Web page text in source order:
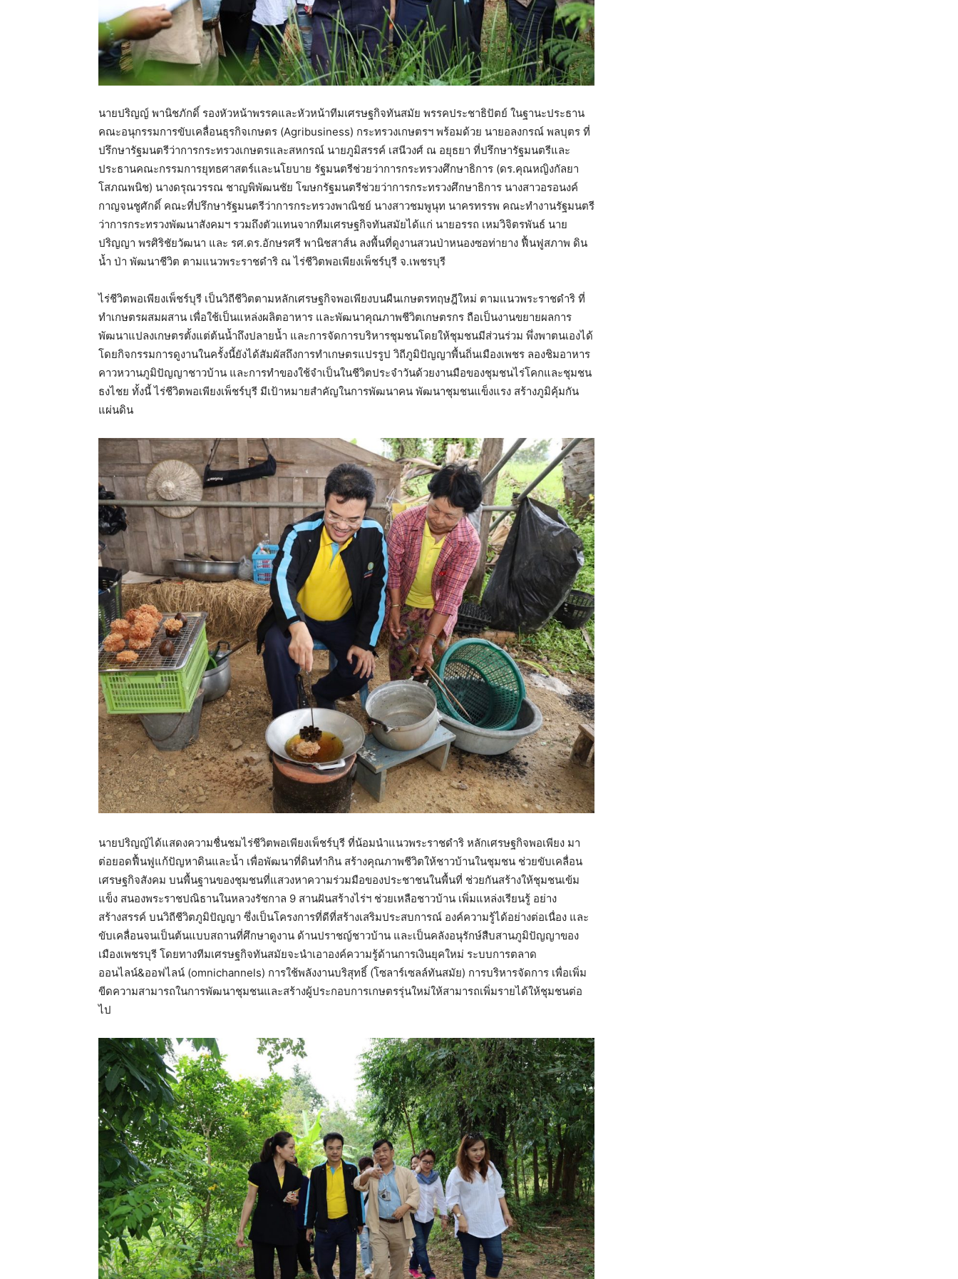
นายปริญญ์ พานิชภักดิ์ รองหัวหน้าพรรคและหัวหน้าทีมเศรษฐกิจทันสมัย พรรคประชาธิปัตย์ ในฐานะประธาน
คณะอนุกรรมการขับเคลื่อนธุรกิจเกษตร (Agribusiness) กระทรวงเกษตรฯ พร้อมด้วย นายอลงกรณ์ พลบุตร ที่
ปรึกษารัฐมนตรีว่าการกระทรวงเกษตรและสหกรณ์ นายภูมิสรรค์ เสนีวงศ์ ณ อยุธยา ที่ปรึกษารัฐมนตรีและ
ประธานคณะกรรมการยุทธศาสตร์เเละนโยบาย รัฐมนตรีช่วยว่าการกระทรวงศึกษาธิการ (ดร.คุณหญิงกัลยา
โสภณพนิช) นางดรุณวรรณ ชาญพิพัฒนชัย โฆษกรัฐมนตรีช่วยว่าการกระทรวงศึกษาธิการ นางสาวอรอนงค์
กาญจนชูศักดิ์ คณะที่ปรึกษารัฐมนตรีว่าการกระทรวงพาณิชย์ นางสาวชมพูนุท นาครทรรพ คณะทำงานรัฐมนตรี
ว่าการกระทรวงพัฒนาสังคมฯ รวมถึงตัวแทนจากทีมเศรษฐกิจทันสมัยได้แก่ นายอรรถ เหมวิจิตรพันธ์ นาย
ปริญญา พรศิริชัยวัฒนา และ รศ.ดร.อักษรศรี พานิชสาส์น ลงพื้นที่ดูงานสวนป่าหนองซอท่ายาง ฟื้นฟูสภาพ ดิน
น้ำ ป่า พัฒนาชีวิต ตามแนวพระราชดำริ ณ ไร่ชีวิตพอเพียงเพ็ชร์บุรี จ.เพชรบุรี
ไร่ชีวิตพอเพียงเพ็ชร์บุรี เป็นวิถีชีวิตตามหลักเศรษฐกิจพอเพียงบนผืนเกษตรทฤษฎีใหม่ ตามแนวพระราชดำริ ที่
ทำเกษตรผสมผสาน เพื่อใช้เป็นแหล่งผลิตอาหาร และพัฒนาคุณภาพชีวิตเกษตรกร ถือเป็นงานขยายผลการ
พัฒนาแปลงเกษตรตั้งแต่ต้นน้ำถึงปลายน้ำ และการจัดการบริหารชุมชนโดยให้ชุมชนมีส่วนร่วม พึ่งพาตนเองได้
โดยกิจกรรมการดูงานในครั้งนี้ยังได้สัมผัสถึงการทำเกษตรแปรรูป วิถีภูมิปัญญาพื้นถิ่นเมืองเพชร ลองชิมอาหาร
คาวหวานภูมิปัญญาชาวบ้าน และการทำของใช้จำเป็นในชีวิตประจำวันด้วยงานมือของชุมชนไร่โคกและชุมชน
ธงไชย ทั้งนี้ ไร่ชีวิตพอเพียงเพ็ชร์บุรี มีเป้าหมายสำคัญในการพัฒนาคน พัฒนาชุมชนแข็งแรง สร้างภูมิคุ้มกัน
แผ่นดิน
นายปริญญ์ได้แสดงความชื่นชมไร่ชีวิตพอเพียงเพ็ชร์บุรี ที่น้อมนำแนวพระราชดำริ หลักเศรษฐกิจพอเพียง มา
ต่อยอดฟื้นฟูแก้ปัญหาดินและน้ำ เพื่อพัฒนาที่ดินทำกิน สร้างคุณภาพชีวิตให้ชาวบ้านในชุมชน ช่วยขับเคลื่อน
เศรษฐกิจสังคม บนพื้นฐานของชุมชนที่แสวงหาความร่วมมือของประชาชนในพื้นที่ ช่วยกันสร้างให้ชุมชนเข้ม
แข็ง สนองพระราชปณิธานในหลวงรัชกาล 9 สานฝันสร้างไร่ฯ ช่วยเหลือชาวบ้าน เพิ่มแหล่งเรียนรู้ อย่าง
สร้างสรรค์ บนวิถีชีวิตภูมิปัญญา ซึ่งเป็นโครงการที่ดีที่สร้างเสริมประสบการณ์ องค์ความรู้ได้อย่างต่อเนื่อง และ
ขับเคลื่อนจนเป็นต้นแบบสถานที่ศึกษาดูงาน ด้านปราชญ์ชาวบ้าน และเป็นคลังอนุรักษ์สืบสานภูมิปัญญาของ
เมืองเพชรบุรี โดยทางทีมเศรษฐกิจทันสมัยจะนําเอาองค์ความรู้ด้านการเงินยุคใหม่ ระบบการตลาด
ออนไลน์&ออฟไลน์ (omnichannels) การใช้พลังงานบริสุทธิ์ (โซลาร์เซลล์ทันสมัย) การบริหารจัดการ เพื่อเพิ่ม
ขีดความสามารถในการพัฒนาชุมชนและสร้างผู้ประกอบการเกษตรรุ่นใหม่ให้สามารถเพิ่มรายได้ให้ชุมชนต่อ
ไป